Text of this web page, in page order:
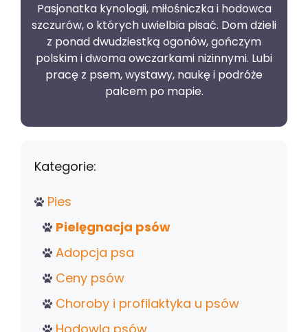
Pasjonatka kynologii, miłośniczka i hodowca
szczurów, o których uwielbia pisać. Dom dzieli
z ponad dwudziestką ogonów, gończym
polskim i dwoma owczarkami nizinnymi. Lubi
pracę z psem, wystawy, naukę i podróże
palcem po mapie.
Kategorie:
Pies
Pielęgnacja psów
Adopcja psa
Ceny psów
Choroby i profilaktyka u psów